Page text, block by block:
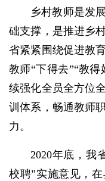
乡村教师是发
础支撑，是推进乡
省紧紧围绕促进教
教师“下得去”“教
续强化全员全方位
训体系，畅通教师
力。
2020年底，我
校聘”实施意见，